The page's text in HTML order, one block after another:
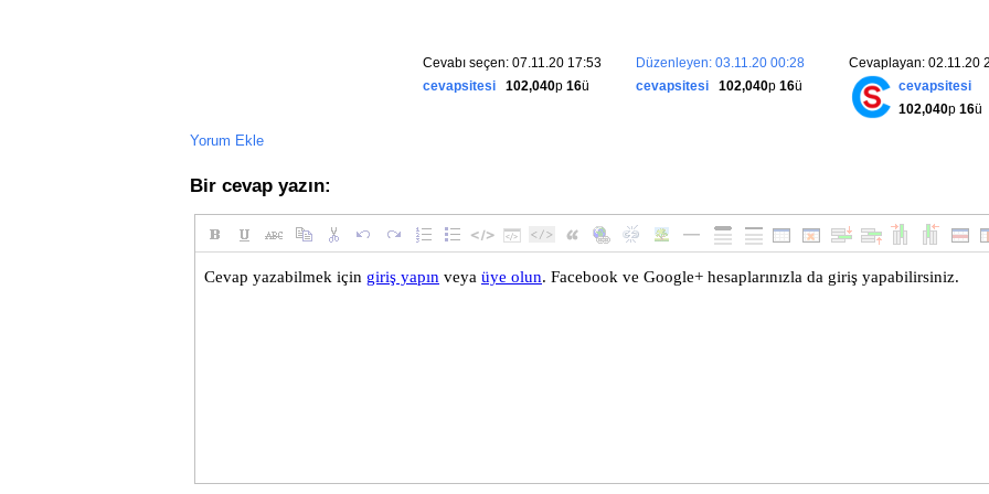
RemoveFromGroupAsync( Context.ConnectionId, "SignalR Users");
Cevaplayan: 02.11.20
cevapsitesi
102,040p 16ü
Düzenleyen: 03.11.20 00:28
cevapsitesi
102,040p 16ü
Cevabı seçen: 07.11.20 17:53
cevapsitesi
102,040p 16ü
Yorum Ekle
Bir cevap yazın: